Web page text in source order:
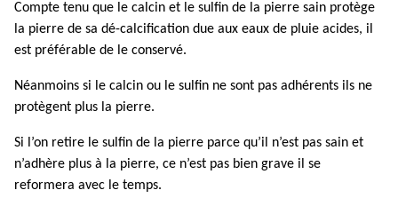
Compte tenu que le calcin et le sulfin de la pierre sain protège
la pierre de sa dé-calcification due aux eaux de pluie acides, il
est préférable de le conservé.
Néanmoins si le calcin ou le sulfin ne sont pas adhérents ils ne
protègent plus la pierre.
Si l’on retire le sulfin de la pierre parce qu’il n’est pas sain et
n’adhère plus à la pierre, ce n’est pas bien grave il se
reformera avec le temps.